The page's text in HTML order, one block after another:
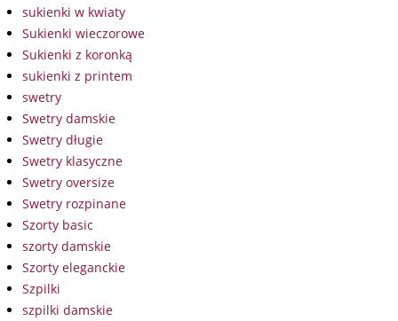
sukienki w kwiaty
Sukienki wieczorowe
Sukienki z koronką
sukienki z printem
swetry
Swetry damskie
Swetry długie
Swetry klasyczne
Swetry oversize
Swetry rozpinane
Szorty basic
szorty damskie
Szorty eleganckie
Szpilki
szpilki damskie